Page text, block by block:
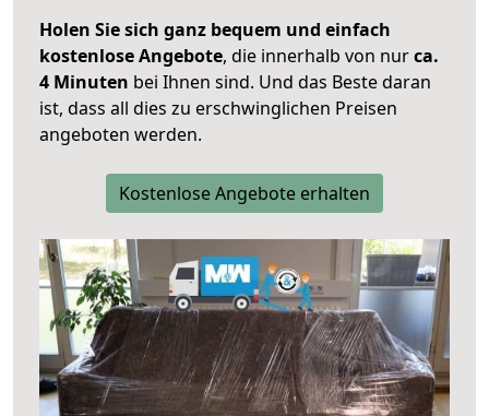
Holen Sie sich ganz bequem und einfach
kostenlose Angebote, die innerhalb von nurca.
4 Minuten bei Ihnen sind. Und das Beste daran
ist, dass all dies zu erschwinglichen Preisen
angeboten werden.
Kostenlose Angebote erhalten